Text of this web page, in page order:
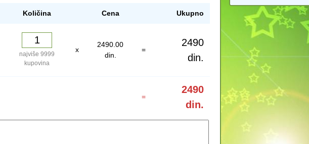
Količina Cena Ukupno
najviše 9999
kupovina
x
2490.00
din.
=
2490
din.
=
2490
din.